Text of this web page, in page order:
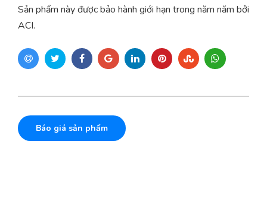
Sản phẩm này được bảo hành giới hạn trong năm năm bởi
ACI.
Báo giá sản phẩm